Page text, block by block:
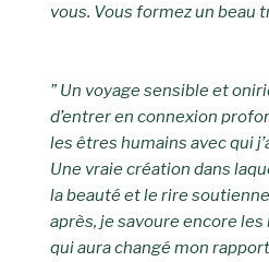
vous. Vous formez un beau
” Un voyage sensible et
d’entrer en connexion
les êtres humains avec qui
Une vraie création dans
la beauté et le rire
après, je savoure encore
qui aura changé mon